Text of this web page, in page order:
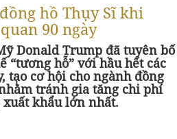
hồ Thụy Sĩ khi
90 ngày
Donald Trump đã tuyên bố
“tương hỗ” với hầu hết các
tạo cơ hội cho ngành đồng
tránh gia tăng chi phí
khẩu lớn nhất.